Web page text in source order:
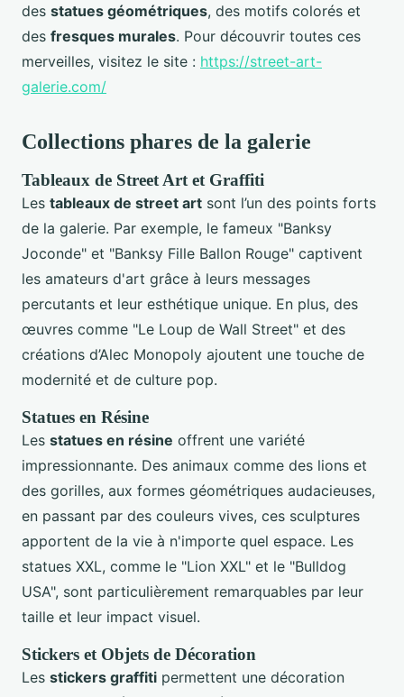
des statues géométriques, des motifs colorés et
des fresques murales. Pour découvrir toutes ces
merveilles, visitez le site : https://street-art-
galerie.com/
Collections phares de la galerie
Tableaux de Street Art et Graffiti
Les tableaux de street art sont l’un des points forts
de la galerie. Par exemple, le fameux "Banksy
Joconde" et "Banksy Fille Ballon Rouge" captivent
les amateurs d'art grâce à leurs messages
percutants et leur esthétique unique. En plus, des
œuvres comme "Le Loup de Wall Street" et des
créations d’Alec Monopoly ajoutent une touche de
modernité et de culture pop.
Statues en Résine
Les statues en résine offrent une variété
impressionnante. Des animaux comme des lions et
des gorilles, aux formes géométriques audacieuses,
en passant par des couleurs vives, ces sculptures
apportent de la vie à n'importe quel espace. Les
statues XXL, comme le "Lion XXL" et le "Bulldog
USA", sont particulièrement remarquables par leur
taille et leur impact visuel.
Stickers et Objets de Décoration
Les stickers graffiti permettent une décoration